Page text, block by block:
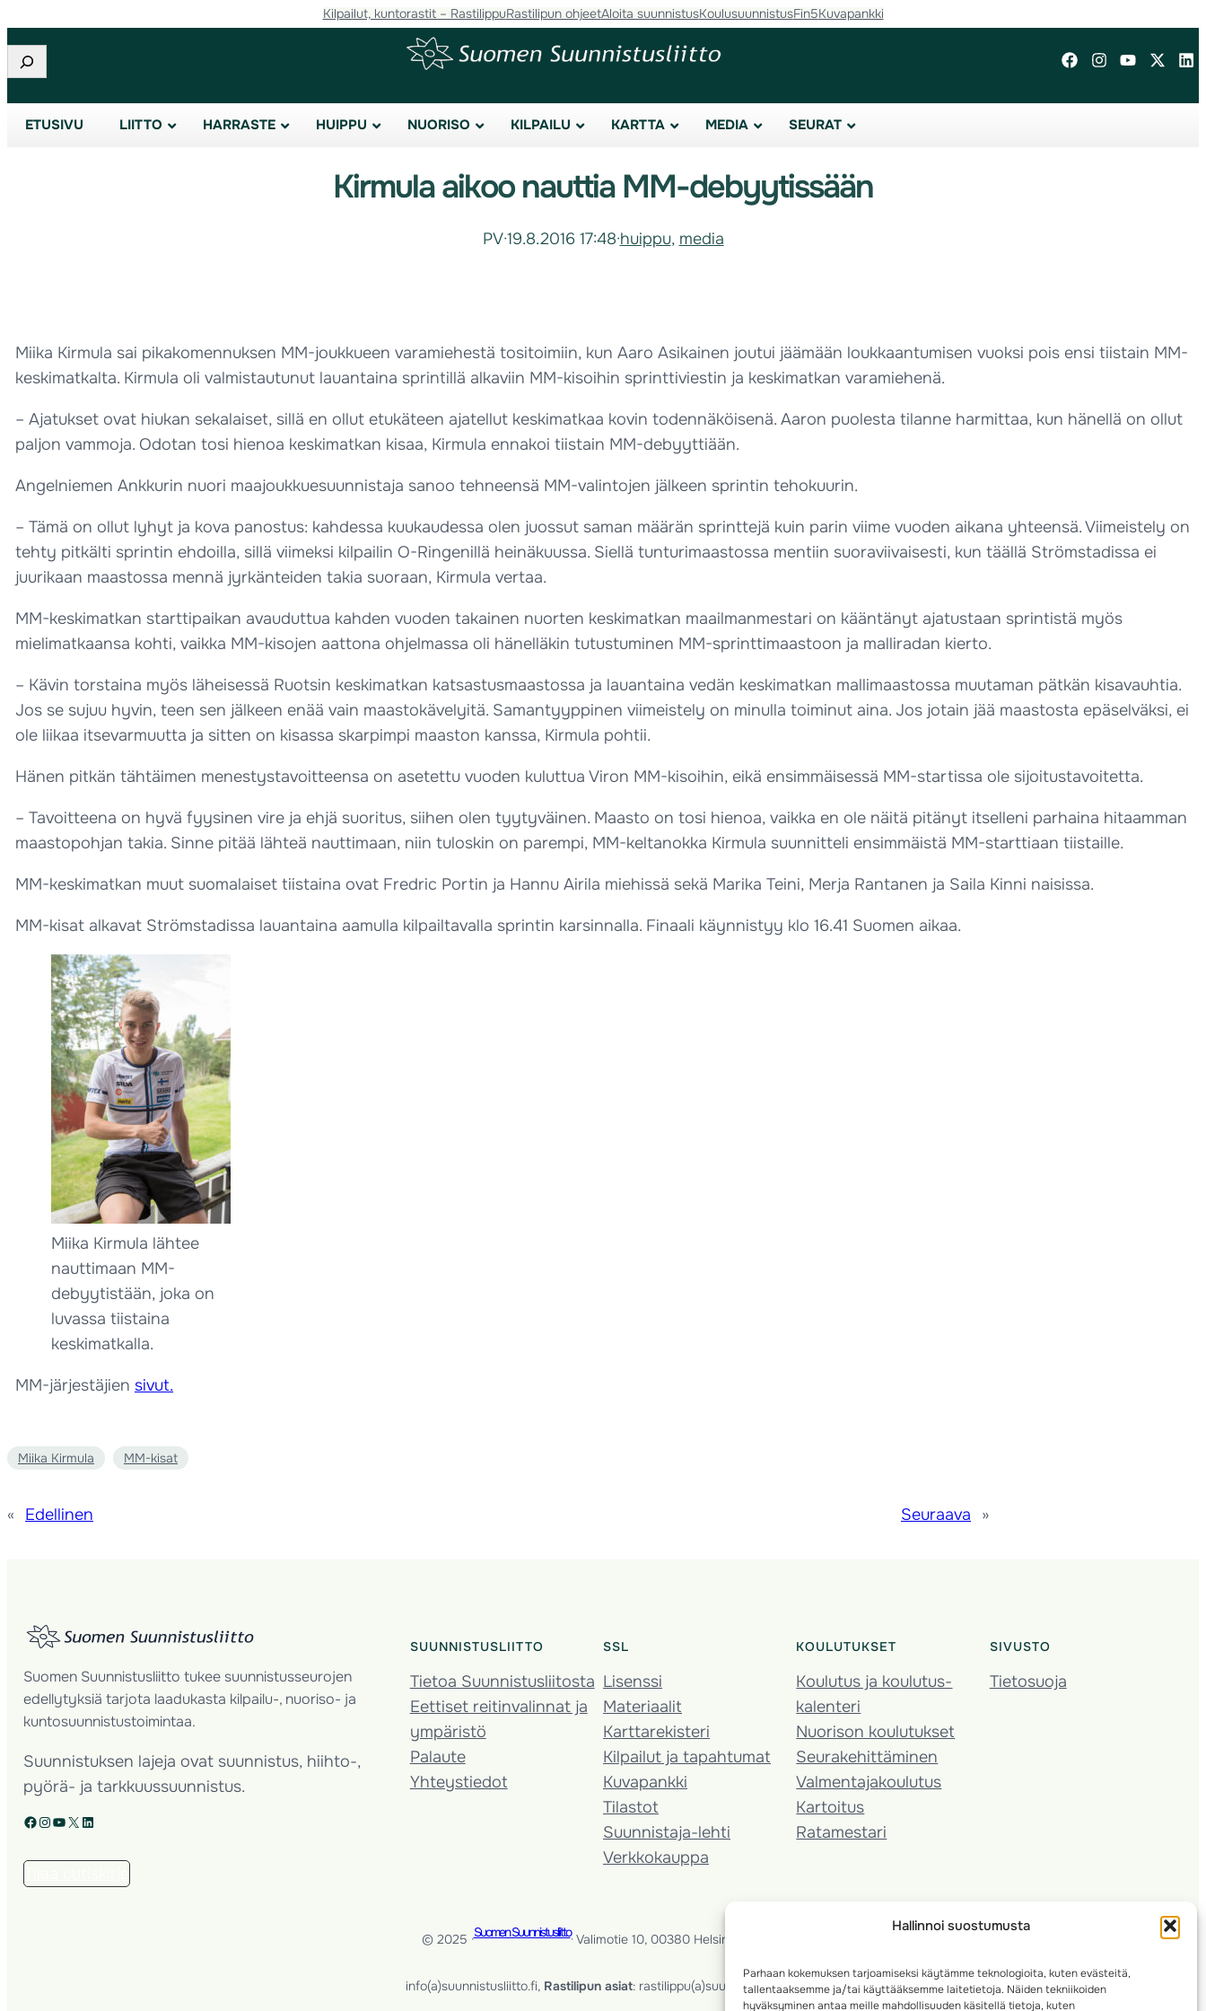
Hallinnoi suostumusta
Parhaan kokemuksen tarjoamiseksi käytämme teknologioita, kuten evästeitä,
tallentaaksemme ja/tai käyttääksemme laitetietoja. Näiden tekniikoiden
hyväksyminen antaa meille mahdollisuuden käsitellä tietoja, kuten
Kilpailut, kuntorastit – RastilippuRastilipun ohjeetAloita suunnistusKoulusuunnistusFin5Kuvapankki
Etsi
ETUSIVU LIITTO HARRASTE HUIPPU NUORISO KILPAILU KARTTA MEDIA SEURAT
Kirmula aikoo nauttia MM-debyytissään
PV·19.8.2016 17:48·huippu, media
Miika Kirmula sai pikakomennuksen MM-joukkueen varamiehestä tositoimiin, kun Aaro Asikainen joutui jäämään loukkaantumisen vuoksi pois ensi tiistain MM-
keskimatkalta. Kirmula oli valmistautunut lauantaina sprintillä alkaviin MM-kisoihin sprinttiviestin ja keskimatkan varamiehenä.
– Ajatukset ovat hiukan sekalaiset, sillä en ollut etukäteen ajatellut keskimatkaa kovin todennäköisenä. Aaron puolesta tilanne harmittaa, kun hänellä on ollut
paljon vammoja. Odotan tosi hienoa keskimatkan kisaa, Kirmula ennakoi tiistain MM-debyyttiään.
Angelniemen Ankkurin nuori maajoukkuesuunnistaja sanoo tehneensä MM-valintojen jälkeen sprintin tehokuurin.
– Tämä on ollut lyhyt ja kova panostus: kahdessa kuukaudessa olen juossut saman määrän sprinttejä kuin parin viime vuoden aikana yhteensä. Viimeistely on
tehty pitkälti sprintin ehdoilla, sillä viimeksi kilpailin O-Ringenillä heinäkuussa. Siellä tunturimaastossa mentiin suoraviivaisesti, kun täällä Strömstadissa ei
juurikaan maastossa mennä jyrkänteiden takia suoraan, Kirmula vertaa.
MM-keskimatkan starttipaikan avauduttua kahden vuoden takainen nuorten keskimatkan maailmanmestari on kääntänyt ajatustaan sprintistä myös
mielimatkaansa kohti, vaikka MM-kisojen aattona ohjelmassa oli hänelläkin tutustuminen MM-sprinttimaastoon ja malliradan kierto.
– Kävin torstaina myös läheisessä Ruotsin keskimatkan katsastusmaastossa ja lauantaina vedän keskimatkan mallimaastossa muutaman pätkän kisavauhtia.
Jos se sujuu hyvin, teen sen jälkeen enää vain maastokävelyitä. Samantyyppinen viimeistely on minulla toiminut aina. Jos jotain jää maastosta epäselväksi, ei
ole liikaa itsevarmuutta ja sitten on kisassa skarpimpi maaston kanssa, Kirmula pohtii.
Hänen pitkän tähtäimen menestystavoitteensa on asetettu vuoden kuluttua Viron MM-kisoihin, eikä ensimmäisessä MM-startissa ole sijoitustavoitetta.
– Tavoitteena on hyvä fyysinen vire ja ehjä suoritus, siihen olen tyytyväinen. Maasto on tosi hienoa, vaikka en ole näitä pitänyt itselleni parhaina hitaamman
maastopohjan takia. Sinne pitää lähteä nauttimaan, niin tuloskin on parempi, MM-keltanokka Kirmula suunnitteli ensimmäistä MM-starttiaan tiistaille.
MM-keskimatkan muut suomalaiset tiistaina ovat Fredric Portin ja Hannu Airila miehissä sekä Marika Teini, Merja Rantanen ja Saila Kinni naisissa.
MM-kisat alkavat Strömstadissa lauantaina aamulla kilpailtavalla sprintin karsinnalla. Finaali käynnistyy klo 16.41 Suomen aikaa.
Miika Kirmula lähtee
nauttimaan MM-
debyytistään, joka on
luvassa tiistaina
keskimatkalla.
MM-järjestäjien sivut.
Miika Kirmula MM-kisat
« Edellinen Seuraava »
Suomen Suunnistusliitto tukee suunnistusseurojen
edellytyksiä tarjota laadukasta kilpailu-, nuoriso- ja
kuntosuunnistustoimintaa.
Suunnistuksen lajeja ovat suunnistus, hiihto-,
pyörä- ja tarkkuussuunnistus.
Facebook Instagram YouTube X LinkedIn
SUUNNISTUSLIITTO
Tietoa Suunnistusliitosta
Eettiset reitinvalinnat ja
ympäristö
Palaute
Yhteystiedot
SSL
Lisenssi
Materiaalit
Karttarekisteri
Kilpailut ja tapahtumat
Kuvapankki
Tilastot
Suunnistaja-lehti
Verkkokauppa
KOULUTUKSET
Koulutus ja koulutus­
kalenteri
Nuorison koulutukset
Seura­kehittäminen
Valmentaja­koulutus
Kartoitus
Ratamestari
SIVUSTO
Tietosuoja
© 2025 ·Suomen Suunnistusliitto· Valimotie 10, 00380 Helsinki, Finland
info(a)suunnistusliitto.fi, Rastilipun asiat: rastilippu(a)suunnistusliitto.fi